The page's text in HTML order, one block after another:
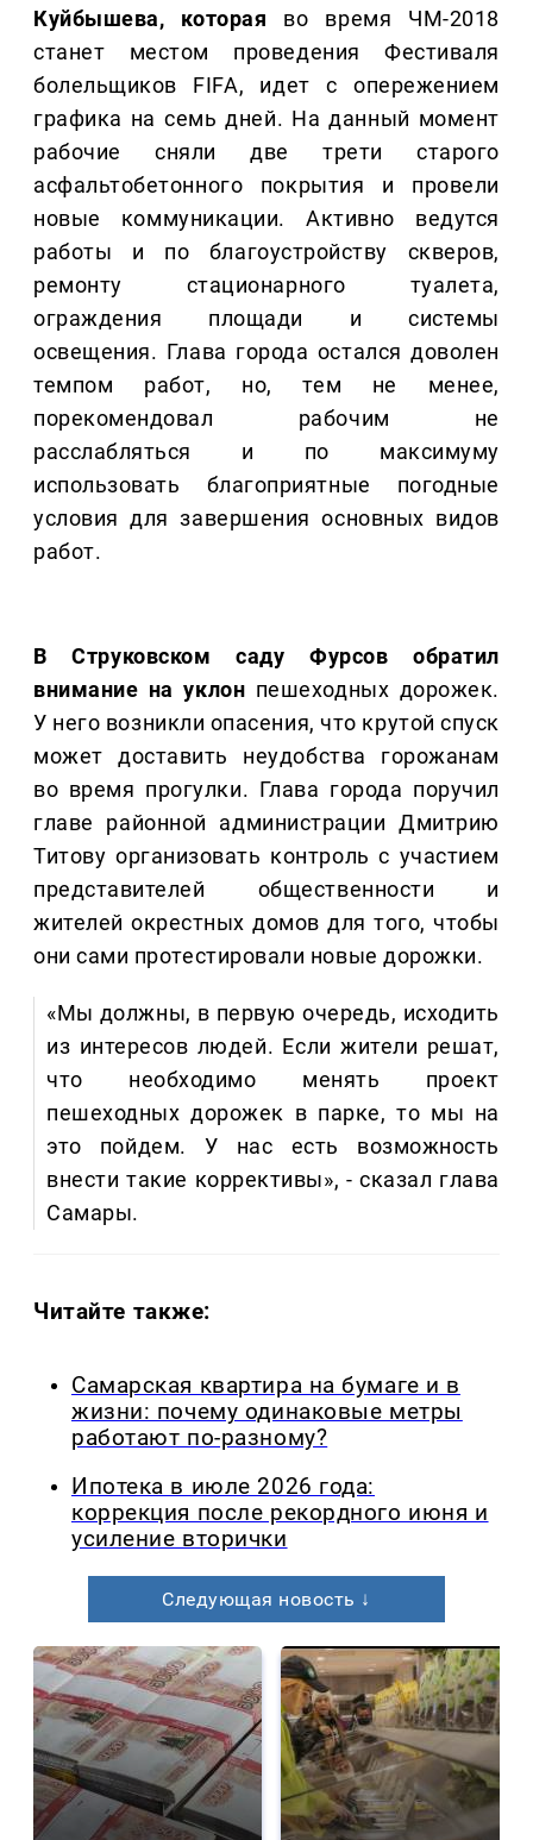
Куйбышева, которая во время ЧМ-2018
станет местом проведения Фестиваля
болельщиков FIFA, идет с опережением
графика на семь дней. На данный момент
рабочие сняли две трети старого
асфальтобетонного покрытия и провели
новые коммуникации. Активно ведутся
работы и по благоустройству скверов,
ремонту стационарного туалета,
ограждения площади и системы
освещения. Глава города остался доволен
темпом работ, но, тем не менее,
порекомендовал рабочим не
расслабляться и по максимуму
использовать благоприятные погодные
условия для завершения основных видов
работ.
В Струковском саду Фурсов обратил
внимание на уклон пешеходных дорожек.
У него возникли опасения, что крутой спуск
может доставить неудобства горожанам
во время прогулки. Глава города поручил
главе районной администрации Дмитрию
Титову организовать контроль с участием
представителей общественности и
жителей окрестных домов для того, чтобы
они сами протестировали новые дорожки.
«Мы должны, в первую очередь, исходить
из интересов людей. Если жители решат,
что необходимо менять проект
пешеходных дорожек в парке, то мы на
это пойдем. У нас есть возможность
внести такие коррективы», - сказал глава
Самары.
Читайте также:
Самарская квартира на бумаге и в
жизни: почему одинаковые метры
работают по-разному?
Ипотека в июле 2026 года:
коррекция после рекордного июня и
усиление вторички
Следующая новость ↓